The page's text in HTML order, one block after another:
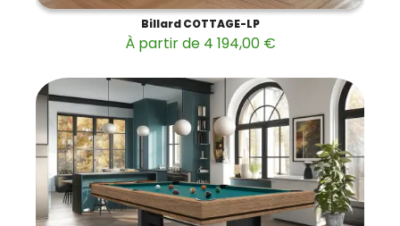
Billard COTTAGE-LP
À partir de 4 194,00 €